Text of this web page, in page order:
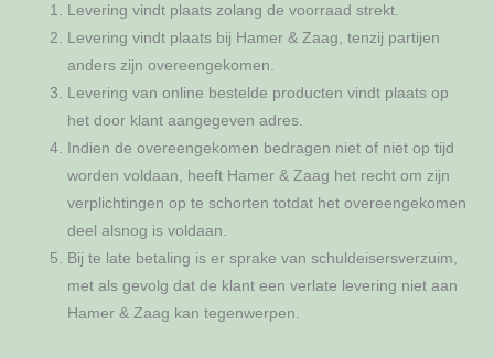
Levering vindt plaats zolang de voorraad strekt.
Levering vindt plaats bij Hamer & Zaag, tenzij partijen
anders zijn overeengekomen.
Levering van online bestelde producten vindt plaats op
het door klant aangegeven adres.
Indien de overeengekomen bedragen niet of niet op tijd
worden voldaan, heeft Hamer & Zaag het recht om zijn
verplichtingen op te schorten totdat het overeengekomen
deel alsnog is voldaan.
Bij te late betaling is er sprake van schuldeisersverzuim,
met als gevolg dat de klant een verlate levering niet aan
Hamer & Zaag kan tegenwerpen.